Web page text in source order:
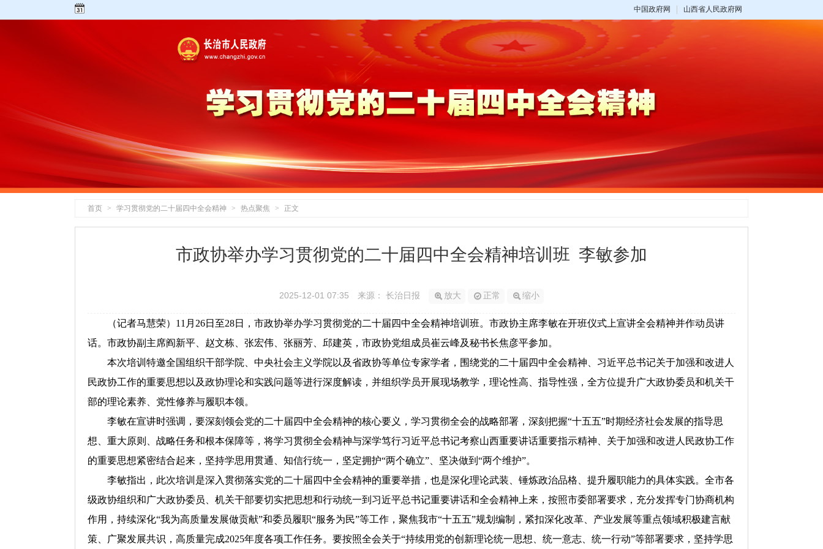
中国政府网 山西省人民政府网
首页 > 学习贯彻党的二十届四中全会精神 > 热点聚焦 > 正文
市政协举办学习贯彻党的二十届四中全会精神培训班 李敏参加
2025-12-01 07:35 来源： 长治日报 放大 正常 缩小
（记者马慧荣）11月26日至28日，市政协举办学习贯彻党的二十届四中全会精神培训班。市政协主席李敏在开班仪式上宣讲全会精神并作动员讲
话。市政协副主席阎新平、赵文栋、张宏伟、张丽芳、邱建英，市政协党组成员崔云峰及秘书长焦彦平参加。
本次培训特邀全国组织干部学院、中央社会主义学院以及省政协等单位专家学者，围绕党的二十届四中全会精神、习近平总书记关于加强和改进人
民政协工作的重要思想以及政协理论和实践问题等进行深度解读，并组织学员开展现场教学，理论性高、指导性强，全方位提升广大政协委员和机关干
部的理论素养、党性修养与履职本领。
李敏在宣讲时强调，要深刻领会党的二十届四中全会精神的核心要义，学习贯彻全会的战略部署，深刻把握“十五五”时期经济社会发展的指导思
想、重大原则、战略任务和根本保障等，将学习贯彻全会精神与深学笃行习近平总书记考察山西重要讲话重要指示精神、关于加强和改进人民政协工作
的重要思想紧密结合起来，坚持学思用贯通、知信行统一，坚定拥护“两个确立”、坚决做到“两个维护”。
李敏指出，此次培训是深入贯彻落实党的二十届四中全会精神的重要举措，也是深化理论武装、锤炼政治品格、提升履职能力的具体实践。全市各
级政协组织和广大政协委员、机关干部要切实把思想和行动统一到习近平总书记重要讲话和全会精神上来，按照市委部署要求，充分发挥专门协商机构
作用，持续深化“我为高质量发展做贡献”和委员履职“服务为民”等工作，聚焦我市“十五五”规划编制，紧扣深化改革、产业发展等重点领域积极建言献
策、广聚发展共识，高质量完成2025年度各项工作任务。要按照全会关于“持续用党的创新理论统一思想、统一意志、统一行动”等部署要求，坚持学思